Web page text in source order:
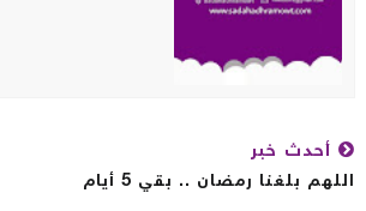
أحدث خبر
بلغنا رمضان .. بقي 5 أيام